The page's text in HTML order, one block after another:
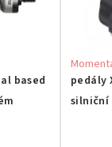
based
pedály
silniční